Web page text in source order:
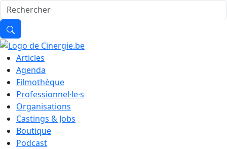
Articles
Agenda
Filmothèque
Professionnel·le·s
Organisations
Castings & Jobs
Boutique
Podcast